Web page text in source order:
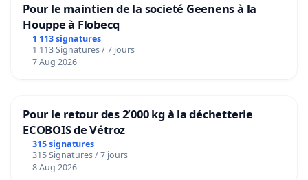
Pour le maintien de la societé Geenens à la
Houppe à Flobecq
1 113 signatures
1 113 Signatures / 7 jours
7 Aug 2026
Pour le retour des 2’000 kg à la déchetterie
ECOBOIS de Vétroz
315 signatures
315 Signatures / 7 jours
8 Aug 2026